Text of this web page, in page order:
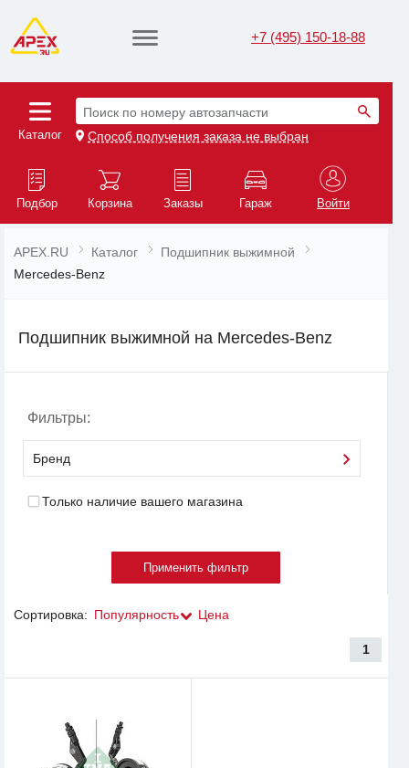
+7 (495) 150-18-88
Каталог
Поиск по номеру автозапчасти
Способ получения заказа не выбран
Подбор Корзина Заказы Гараж Войти
APEX.RU Каталог
Подшипник выжимной
Mercedes-Benz
Подшипник выжимной на Mercedes-Benz
Фильтры:
Бренд
Только наличие вашего магазина
Сортировка: Популярность Цена
1